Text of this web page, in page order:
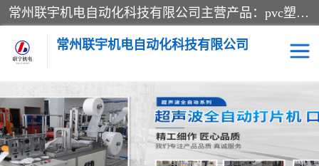
常州联宇机电自动化科技有限公司主营产品：pvc塑料焊机、高频热合机、软膜天花压边机、服装布料凹凸压花机、布料3d压印设备、服装植胶设备、超声波布料花边机、无纺布热合机、全自动压花机。
常州联宇机电自动化科技有限公司
压花定型机以及压花模具 超声波热合机
高频热合机 超声波花边机